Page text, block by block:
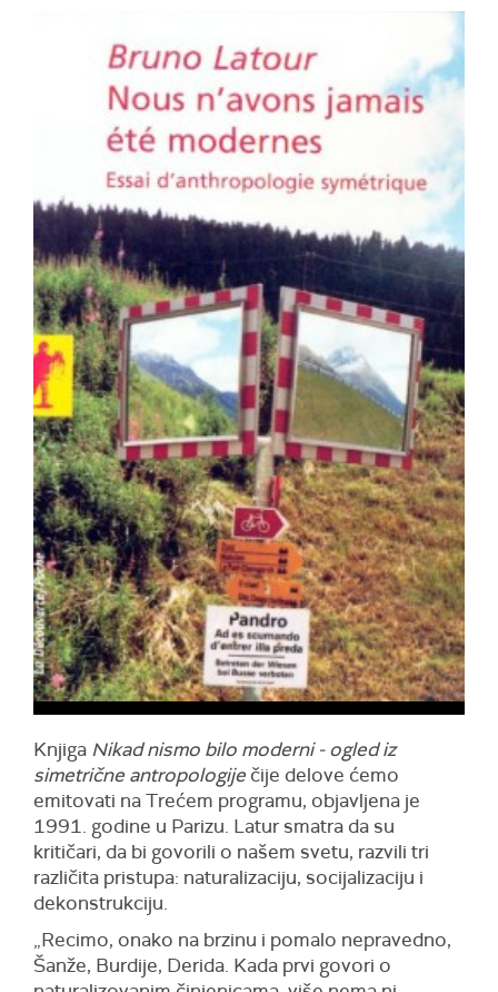
Knjiga Nikad nismo bilo moderni - ogled iz
simetrične antropologiječije delove ćemo
emitovati na Trećem programu, objavljena je
1991. godine u Parizu. Latur smatra da su
kritičari, da bi govorili o našem svetu, razvili tri
različita pristupa: naturalizaciju, socijalizaciju i
dekonstrukciju.
„Recimo, onako na brzinu i pomalo nepravedno,
Šanže, Burdije, Derida. Kada prvi govori o